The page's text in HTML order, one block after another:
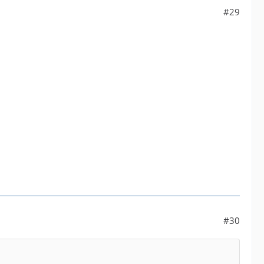
#29
#30